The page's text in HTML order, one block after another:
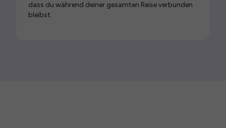
dass du während deiner gesamten Reise verbunden
bleibst.